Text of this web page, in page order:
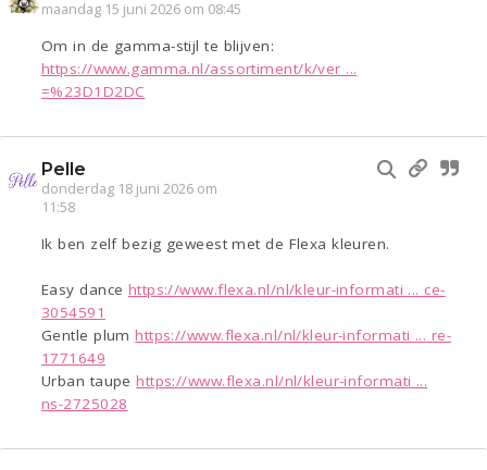
maandag 15 juni 2026 om 08:45
Om in de gamma-stijl te blijven:
https://www.gamma.nl/assortiment/k/ver ...
=%23D1D2DC
Pelle
donderdag 18 juni 2026 om
11:58
Ik ben zelf bezig geweest met de Flexa kleuren.
Easy dance https://www.flexa.nl/nl/kleur-informati ... ce-
3054591
Gentle plumhttps://www.flexa.nl/nl/kleur-informati ... re-
1771649
Urban taupehttps://www.flexa.nl/nl/kleur-informati ...
ns-2725028